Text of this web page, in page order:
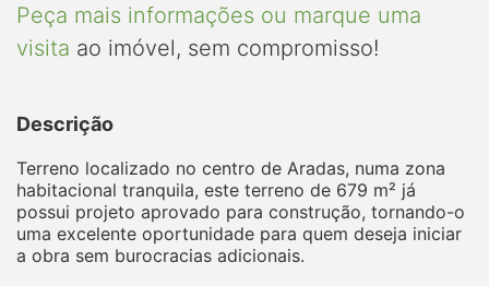
Peça mais informações ou marque uma
visita ao imóvel, sem compromisso!
Descrição
Terreno localizado no centro de Aradas, numa zona
habitacional tranquila, este terreno de 679 m² já
possui projeto aprovado para construção, tornando-o
uma excelente oportunidade para quem deseja iniciar
a obra sem burocracias adicionais.